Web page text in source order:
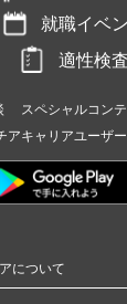
就職イベ
適性検査
スペシャルコン
アキャリアユーザ
について